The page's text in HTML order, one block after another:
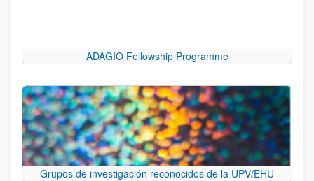
ADAGIO Fellowship Programme
Grupos de investigación reconocidos de la UPV/EHU